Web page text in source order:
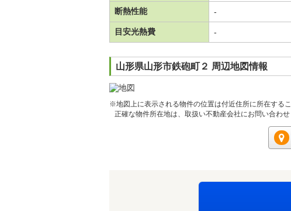
断熱性能 -
目安光熱費 -
山形県山形市鉄砲町２ 周辺地図情報
※地図上に表示される物件の位置は付近住所に所在する
正確な物件所在地は、取扱い不動産会社にお問い合わせ